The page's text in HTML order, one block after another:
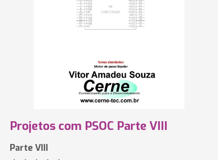
Projetos com PSOC Parte VIII
Parte VIII